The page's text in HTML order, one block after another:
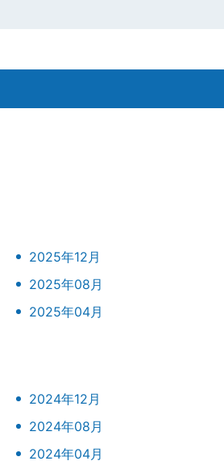
2025年12月
2025年08月
2025年04月
2024年12月
2024年08月
2024年04月